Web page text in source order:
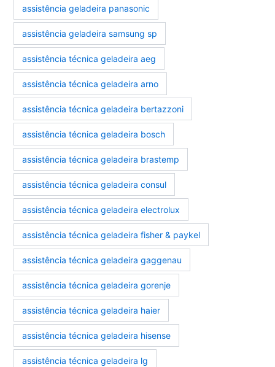
assistência geladeira panasonic
assistência geladeira samsung sp
assistência técnica geladeira aeg
assistência técnica geladeira arno
assistência técnica geladeira bertazzoni
assistência técnica geladeira bosch
assistência técnica geladeira brastemp
assistência técnica geladeira consul
assistência técnica geladeira electrolux
assistência técnica geladeira fisher & paykel
assistência técnica geladeira gaggenau
assistência técnica geladeira gorenje
assistência técnica geladeira haier
assistência técnica geladeira hisense
assistência técnica geladeira lg